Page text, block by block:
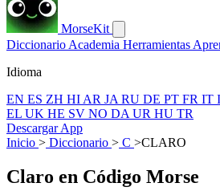
MorseKit
Diccionario Academia Herramientas
Idioma
EN ES ZH HI AR JA RU DE PT FR IT
EL UK HE SV NO DA UR HU TR
Descargar App
Inicio > Diccionario > C >CLARO
Claro en Código Morse